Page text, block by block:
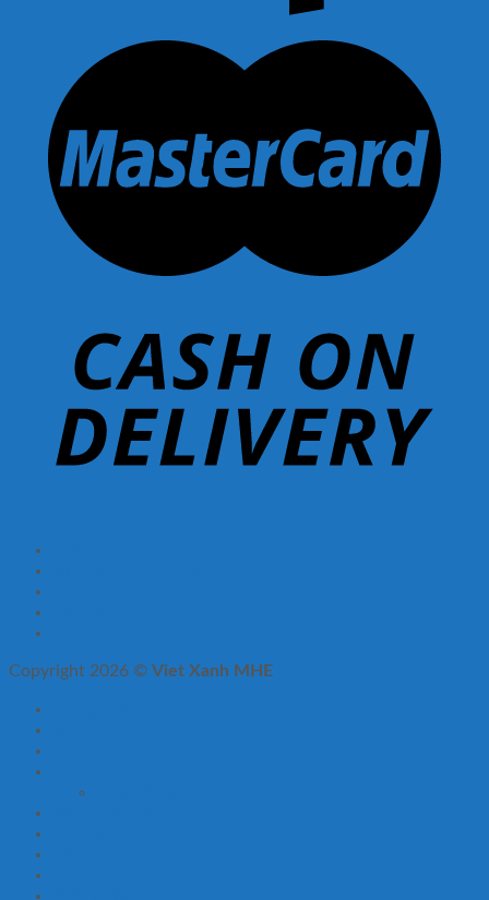
Copyright 2026 © Viet Xanh MHE